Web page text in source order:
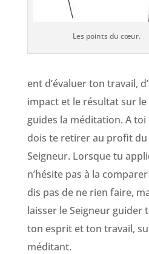
Les points du cœur.
ent d’évaluer ton travail,
impact et le résultat sur
guides la méditation. A
dois te retirer au profit
Seigneur. Lorsque tu
n’hésite pas à la
dis pas de ne rien faire,
laisser le Seigneur guider
ton esprit et ton travail,
méditant.